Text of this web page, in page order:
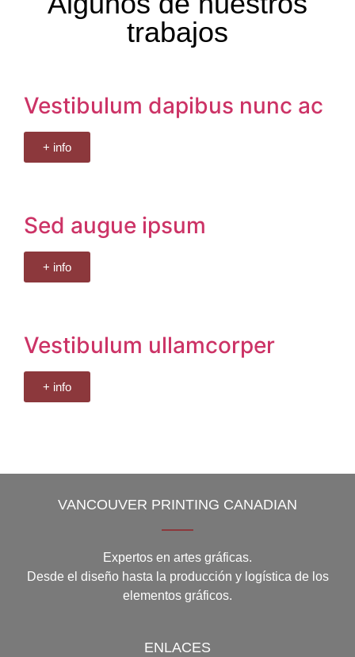
trabajos
Vestibulum dapibus nunc ac
+ info
Sed augue ipsum
+ info
Vestibulum ullamcorper
+ info
VANCOUVER PRINTING CANADIAN
Expertos en artes gráficas.
Desde el diseño hasta la producción y logística de los
elementos gráficos.
ENLACES